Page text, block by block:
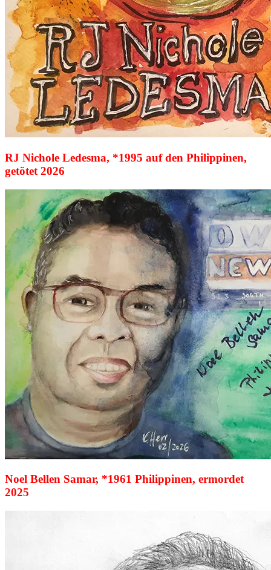
RJ Nichole Ledesma, *1995 auf den Philippinen,
getötet 2026
Noel Bellen Samar, *1961 Philippinen, ermordet
2025